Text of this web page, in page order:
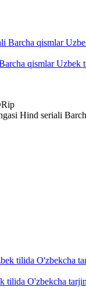
qismlar Uzbek
Hind seriali
tilida O'zbekcha